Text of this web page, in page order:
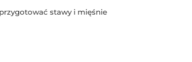
stawy i mięśnie